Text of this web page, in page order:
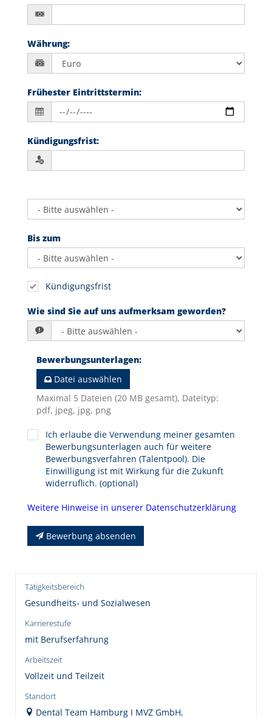
Währung:
Frühester Eintrittstermin:
Kündigungsfrist:
Bis zum
Kündigungsfrist
Wie sind Sie auf uns aufmerksam geworden?
Bewerbungsunterlagen:
Datei auswählen
Maximal 5 Dateien (20 MB gesamt), Dateityp:
pdf, jpeg, jpg, png
Ich erlaube die Verwendung meiner gesamten
Bewerbungsunterlagen auch für weitere
Bewerbungsverfahren (Talentpool). Die
Einwilligung ist mit Wirkung für die Zukunft
widerruflich. (optional)
Weitere Hinweise in unserer Datenschutzerklärung
Bewerbung absenden
Tätigkeitsbereich
Gesundheits- und Sozialwesen
Karrierestufe
mit Berufserfahrung
Arbeitszeit
Vollzeit und Teilzeit
Standort
Dental Team Hamburg I MVZ GmbH,